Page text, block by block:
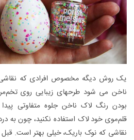
یک روش دیگه مخصوص افرادی که
ناخن می شود طرحهای زیبایی روی
بودن رنگ لاک ناخن جلوه متفاوتی
قلم‌موی خود لاک استفاده نکنید، چون به
نقاشی که نوک باریک، خیلی بهتر است.